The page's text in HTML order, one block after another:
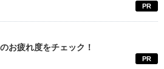
PR
お疲れ度をチェック！
PR